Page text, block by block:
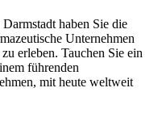
Darmstadt haben Sie die
Unternehmen
erleben. Tauchen Sie ein
führenden
mit heute weltweit